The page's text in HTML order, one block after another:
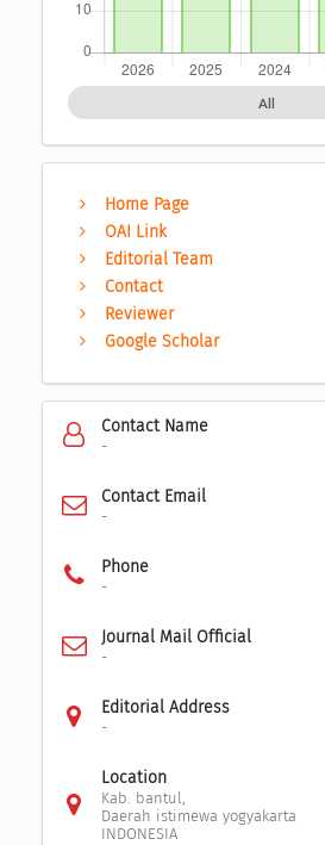
All
Home Page
OAI Link
Editorial Team
Contact
Reviewer
Google Scholar
Contact Name
-
Contact Email
-
Phone
-
Journal Mail Official
-
Editorial Address
-
Location
Kab. bantul,
Daerah istimewa yogyakarta
INDONESIA